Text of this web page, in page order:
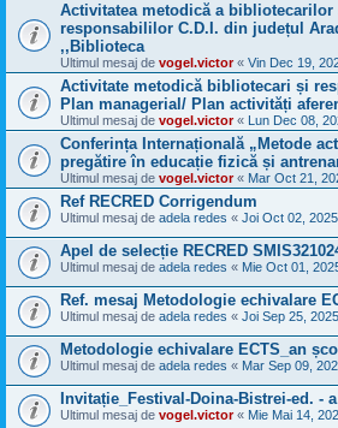
Activitatea metodică a
responsabililor C.D.I. din județul
,,Biblioteca
Ultimul mesaj de vogel.victor« Vin Dec 19,
Activitate metodică bibliotecari și
Plan managerial/ Plan activități
Ultimul mesaj de vogel.victor« Lun Dec 08,
Conferința Internațională „Metode
pregătire în educație fizică și
Ultimul mesaj de vogel.victor« Mar Oct 21,
Ref RECRED Corrigendum
Ultimul mesaj de adela redes « Joi Oct 02,
Apel de selecție RECRED
Ultimul mesaj de adela redes « Mie Oct 01,
Ref. mesaj Metodologie echivalare
Ultimul mesaj de adela redes « Joi Sep 25,
Metodologie echivalare ECTS_an
Ultimul mesaj de adela redes « Mar Sep 09,
Invitație_Festival-Doina-Bistrei-ed. -
Ultimul mesaj de vogel.victor« Mie Mai 14,